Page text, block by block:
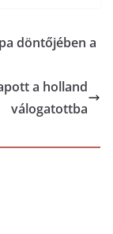
döntőjében a
a holland
válogatottba